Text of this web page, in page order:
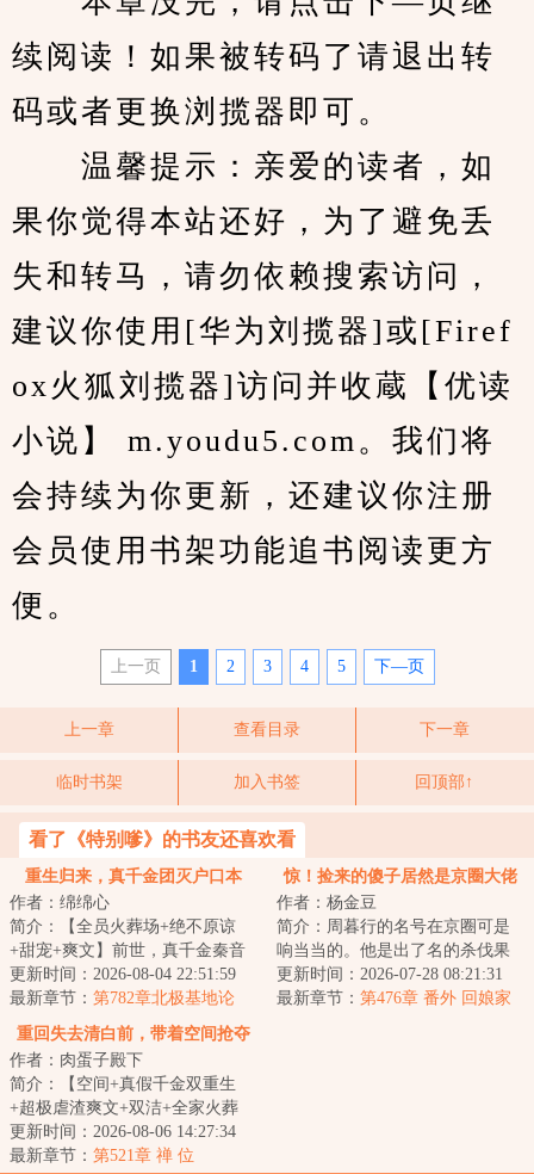
续阅读！如果被转码了请退出转
码或者更换浏揽器即可。
温馨提示：亲爱的读者，如
果你觉得本站还好，为了避免丢
失和转马，请勿依赖搜索访问，
建议你使用[华为刘揽器]或[Firef
ox火狐刘揽器]访问并收蔵【优读
小说】 m.youdu5.com。我们将
会持续为你更新，还建议你注册
会员使用书架功能追书阅读更方
便。
上一页 1 2 3 4 5 下—页
上一章 查看目录 下一章
临时书架 加入书签 回顶部↑
看了《特别嗲》的书友还喜欢看
重生归来，真千金团灭户口本
作者：绵绵心
简介：【全员火葬场+绝不原谅
+甜宠+爽文】前世，真千金秦音
认亲回家后拼命讨好付出，渴求
亲情，临死前全...
更新时间：2026-08-04 22:51:59
最新章节： 第782章北极基地论
坛，崔游安有个人密码
惊！捡来的傻子居然是京圈大佬
作者：杨金豆
简介：周暮行的名号在京圈可是
响当当的。他是出了名的杀伐果
断，腹黑无情，在一众兄弟里
面，优秀到让人望...
更新时间：2026-07-28 08:21:31
最新章节： 第476章 番外 回娘家
重回失去清白前，带着空间抢夺
江山
作者：肉蛋子殿下
简介：【空间+真假千金双重生
+超极虐渣爽文+双洁+全家火葬
场】&lt;br/&gt;【白切黑、貌美绝
伦贵女+禁欲、...
更新时间：2026-08-06 14:27:34
最新章节： 第521章 禅 位